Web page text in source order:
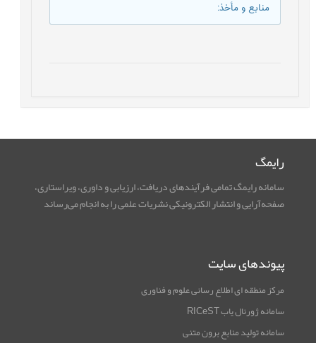
منابع و مأخذ:
رایمگ
سامانه رایمگ تمامی فرآیندهای دریافت، ارزیابی و داوری، ویراستاری،
صفحه‌آرایی و انتشار الکترونیکی نشریات علمی را به انجام می‌رساند
پیوندهای سایت
مرکز منطقه ای اطلاع رسانی علوم و فناوری
سامانه ژورنال یاب RICeST
سامانه تولید منابع برون متنی